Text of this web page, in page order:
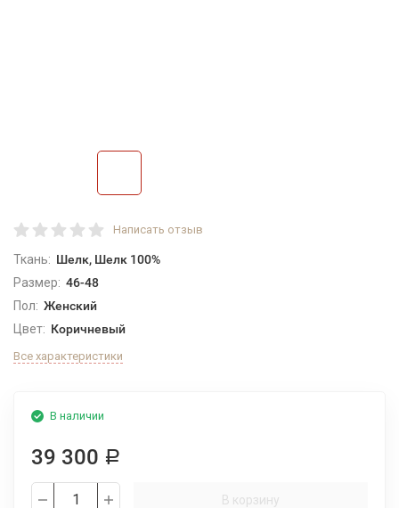
Написать отзыв
Ткань: Шелк, Шелк 100%
Размер: 46-48
Пол: Женский
Цвет: Коричневый
Все характеристики
В наличии
39 300 Р
В корзину